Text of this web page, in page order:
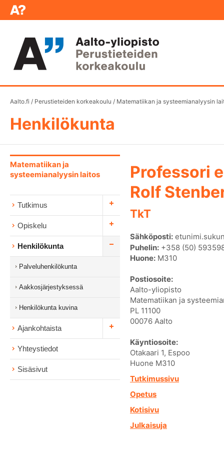
Aalto.fi / Perustieteiden korkeakoulu / Matematiikan ja systeemianalyysin
Henkilökunta
Matematiikan ja
systeemianalyysin laitos
Tutkimus
Opiskelu
Henkilökunta
Palveluhenkilökunta
Aakkosjärjestyksessä
Henkilökunta kuvina
Ajankohtaista
Yhteystiedot
Sisäsivut
Professori
Rolf
TkT
Sähköposti:
Puhelin: +358 (50)
Huone: M310
Postiosoite:
Aalto-yliopisto
Matematiikan ja
PL 11100
00076 Aalto
Käyntiosoite:
Otakaari 1, Espoo
Huone M310
Tutkimussivu
Opetus
Kotisivu
Julkaisuja